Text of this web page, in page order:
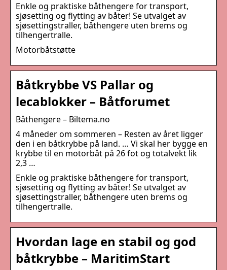
Enkle og praktiske båthengere for transport,
sjøsetting og flytting av båter! Se utvalget av
sjøsettingstraller, båthengere uten brems og
tilhengertralle.
Motorbåtstøtte
Båtkrybbe VS Pallar og
lecablokker – Båtforumet
Båthengere – Biltema.no
4 måneder om sommeren – Resten av året ligger
den i en båtkrybbe på land. … Vi skal her bygge en
krybbe til en motorbåt på 26 fot og totalvekt lik
2,3 …
Enkle og praktiske båthengere for transport,
sjøsetting og flytting av båter! Se utvalget av
sjøsettingstraller, båthengere uten brems og
tilhengertralle.
Hvordan lage en stabil og god
båtkrybbe – MaritimStart